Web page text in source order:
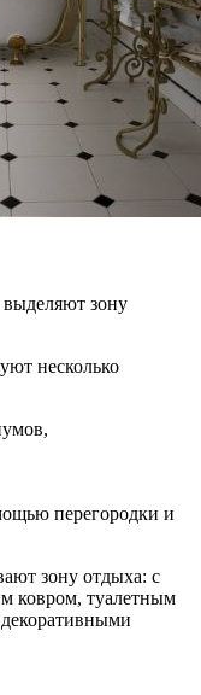
зону
несколько
зону отдыха: с
ковром, туалетным